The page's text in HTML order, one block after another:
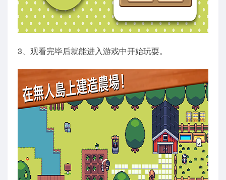
3、观看完毕后就能进入游戏中开始玩耍。